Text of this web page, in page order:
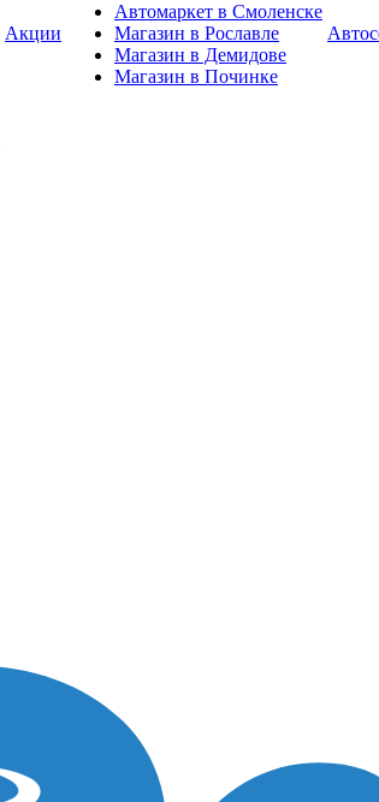
Акции
Автомаркет в Смоленске
Магазин в Рославле
Магазин в Демидове
Магазин в Починке